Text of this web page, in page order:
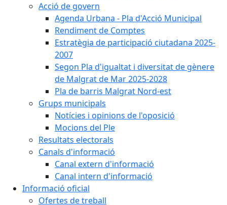
Acció de govern
Agenda Urbana - Pla d'Acció Municipal
Rendiment de Comptes
Estratègia de participació ciutadana 2025-
2007
Segon Pla d'igualtat i diversitat de gènere
de Malgrat de Mar 2025-2028
Pla de barris Malgrat Nord-est
Grups municipals
Notícies i opinions de l'oposició
Mocions del Ple
Resultats electorals
Canals d'informació
Canal extern d'informació
Canal intern d'informació
Informació oficial
Ofertes de treball